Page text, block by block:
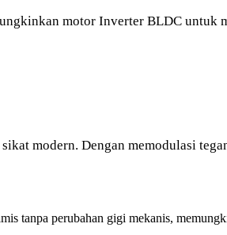
motor Inverter BLDC untuk
modern. Dengan memodulasi
tanpa perubahan gigi mekanis,